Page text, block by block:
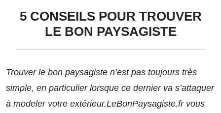
5 CONSEILS POUR TROUVER
LE BON PAYSAGISTE
Trouver le bon paysagiste n’est pas toujours très
simple, en particulier lorsque ce dernier va s’attaquer
à modeler votre extérieur.LeBonPaysagiste.fr vous